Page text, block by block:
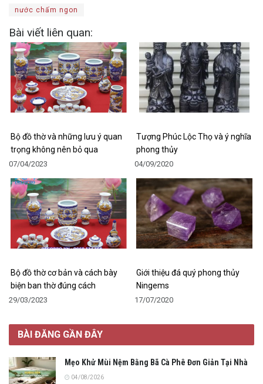
nước chấm ngon
Bài viết liên quan:
Bộ đồ thờ và những lưu ý quan
trọng không nên bỏ qua
07/04/2023
Tượng Phúc Lộc Thọ và ý nghĩa
phong thủy
04/09/2020
Bộ đồ thờ cơ bản và cách bày
biện ban thờ đúng cách
29/03/2023
Giới thiệu đá quý phong thủy
Ningems
17/07/2020
BÀI ĐĂNG GẦN ĐÂY
Mẹo Khử Mùi Nệm Bằng Bã Cà Phê Đơn Giản Tại Nhà
04/08/2026